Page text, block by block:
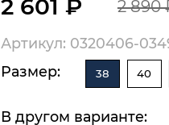
2 601 ₽ 2 890
Артикул: 0320406-
Размер:
38 40
В другом варианте: